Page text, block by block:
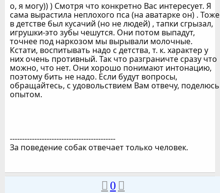
о, я могу)) ) Смотря что конкретно Вас интересует. Я
сама вырастила неплохого пса (на аватарке он) . Тоже
в детстве был кусачий (но не людей) , тапки сгрызал,
игрушки-это зубы чешутся. Они потом выпадут,
точнее под наркозом мы вырывали молочные.
Кстати, воспитывать надо с детства, т. к. характер у
них очень противный. Так что разграничте сразу что
можно, что нет. Они хорошо понимают интонацию,
поэтому бить не надо. Если будут вопросы,
обращайтесь, с удовольствием Вам отвечу, поделюсь
опытом.
-------------------------------------------
За поведение собак отвечает только человек.
0